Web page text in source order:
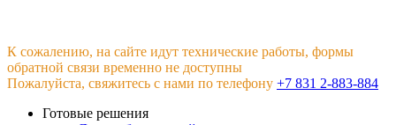
К сожалению, на сайте идут технические работы, формы
обратной связи временно не доступны
Пожалуйста, свяжитесь с нами по телефону +7 831 2-883-884
Готовые решения